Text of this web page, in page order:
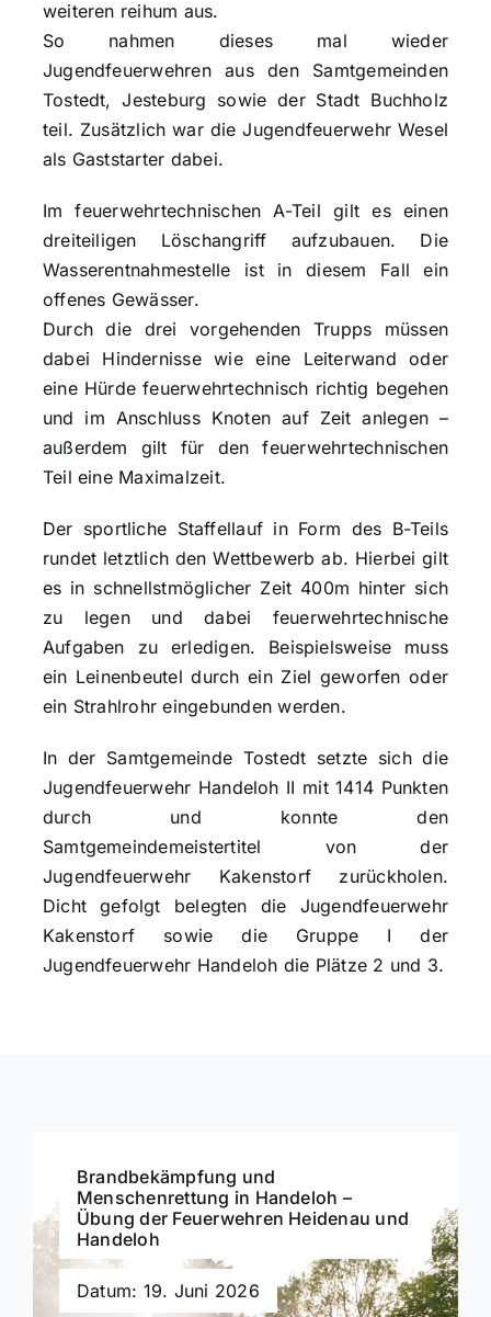
weiteren reihum aus.
So nahmen dieses mal wieder
Jugendfeuerwehren aus den Samtgemeinden
Tostedt, Jesteburg sowie der Stadt Buchholz
teil. Zusätzlich war die Jugendfeuerwehr Wesel
als Gaststarter dabei.
Im feuerwehrtechnischen A-Teil gilt es einen
dreiteiligen Löschangriff aufzubauen. Die
Wasserentnahmestelle ist in diesem Fall ein
offenes Gewässer.
Durch die drei vorgehenden Trupps müssen
dabei Hindernisse wie eine Leiterwand oder
eine Hürde feuerwehrtechnisch richtig begehen
und im Anschluss Knoten auf Zeit anlegen –
außerdem gilt für den feuerwehrtechnischen
Teil eine Maximalzeit.
Der sportliche Staffellauf in Form des B-Teils
rundet letztlich den Wettbewerb ab. Hierbei gilt
es in schnellstmöglicher Zeit 400m hinter sich
zu legen und dabei feuerwehrtechnische
Aufgaben zu erledigen. Beispielsweise muss
ein Leinenbeutel durch ein Ziel geworfen oder
ein Strahlrohr eingebunden werden.
In der Samtgemeinde Tostedt setzte sich die
Jugendfeuerwehr Handeloh II mit 1414 Punkten
durch und konnte den
Samtgemeindemeistertitel von der
Jugendfeuerwehr Kakenstorf zurückholen.
Dicht gefolgt belegten die Jugendfeuerwehr
Kakenstorf sowie die Gruppe I der
Jugendfeuerwehr Handeloh die Plätze 2 und 3.
Brandbekämpfung und
Menschenrettung in Handeloh –
Übung der Feuerwehren Heidenau und
Handeloh
Datum: 19. Juni 2026